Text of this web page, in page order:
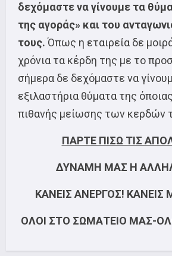
δεχόμαστε να γίνουμε τα
της αγοράς» και του
τους.Όπως η εταιρεία δε
χρόνια τα κέρδη της με το
σήμερα δε δεχόμαστε να
εξιλαστήρια θύματα της
πιθανής μείωσης των κερδών
ΠΑΡΤΕ ΠΙΣΩ ΤΙΣ
ΔΥΝΑΜΗ ΜΑΣ Η
ΚΑΝΕΙΣ ΑΝΕΡΓΟΣ!
ΟΛΟΙ ΣΤΟ ΣΩΜΑΤΕΙΟ ΜΑΣ-